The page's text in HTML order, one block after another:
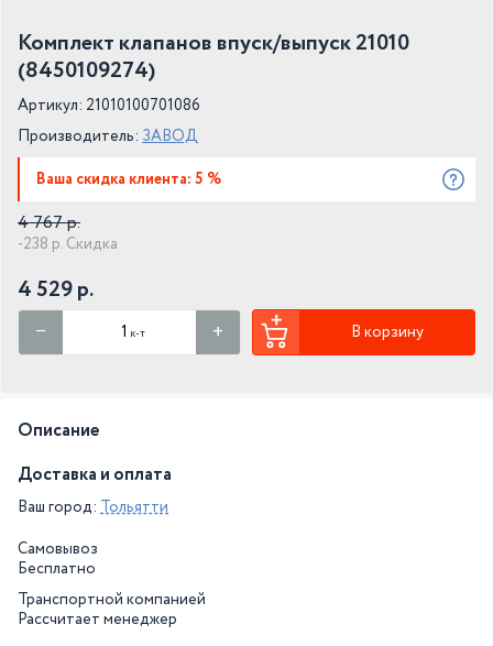
Комплект клапанов впуск/выпуск 21010
(8450109274)
Артикул: 21010100701086
Производитель: ЗАВОД
Ваша скидка клиента: 5 %
4 767 р.
-238 р. Скидка
4 529 р.
к-т В корзину
Описание
Доставка и оплата
Ваш город: Тольятти
Самовывоз
Бесплатно
Транспортной компанией
Рассчитает менеджер